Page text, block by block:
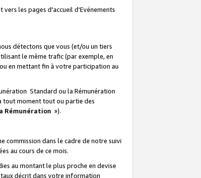
vers les pages d'accueil d'Evénements
détectons que vous (et/ou un tiers
le même trafic (par exemple, en
en mettant fin à votre participation au
Standard ou la Rémunération
tout moment tout ou partie des
Rémunération »).
commission dans le cadre de notre suivi
au cours de ce mois.
au montant le plus proche en devise
décrit dans votre information